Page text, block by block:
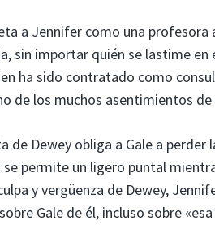
a Jennifer como una
sin importar quién se lastime
ha sido contratado como
de los muchos asentimientos
de Dewey obliga a Gale a
se permite un ligero puntal
y vergüenza de Dewey,
Gale de él, incluso sobre